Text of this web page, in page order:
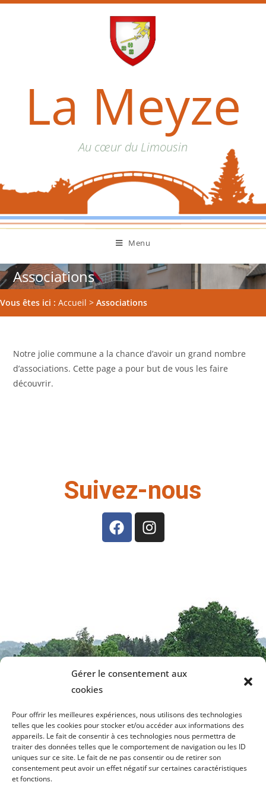
Gérer le consentement aux
cookies
Pour offrir les meilleures expériences, nous utilisons des technologies
telles que les cookies pour stocker et/ou accéder aux informations des
appareils. Le fait de consentir à ces technologies nous permettra de
traiter des données telles que le comportement de navigation ou les ID
uniques sur ce site. Le fait de ne pas consentir ou de retirer son
consentement peut avoir un effet négatif sur certaines caractéristiques
et fonctions.
La Meyze
Au cœur du Limousin
Menu
Associations
Vous êtes ici : Accueil > Associations
Notre jolie commune a la chance d’avoir un grand nombre
d’associations. Cette page a pour but de vous les faire
découvrir.
Suivez-nous
Contactez-nous
Mairie de La Meyze
1, Square de Pittem
87800 La Meyze
Tél. 05 55 00 70 21
Fax. 05 55 00 56 30
Contactez-nous par e-mail
mairie.la.meyze@orange.fr
Horaires d’ouverture